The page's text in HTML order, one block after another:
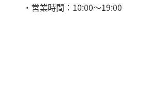
・営業時間：10:00〜19:00